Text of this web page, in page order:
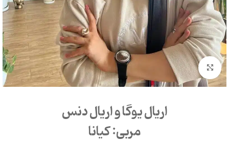
بزرگنمایی تصویر
اریال یوگا و اریال دنس
مربی: کیانا